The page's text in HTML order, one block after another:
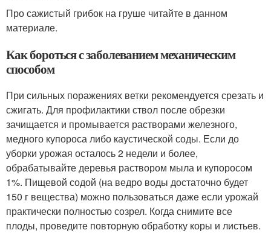
Про сажистый грибок на груше читайте в данном
материале.
Как бороться с заболеванием механическим
способом
При сильных поражениях ветки рекомендуется срезать и
сжигать. Для профилактики ствол после обрезки
зачищается и промывается растворами железного,
медного купороса либо каустической соды. Если до
уборки урожая осталось 2 недели и более,
обрабатывайте деревья раствором мыла и купоросом
1%. Пищевой содой (на ведро воды достаточно будет
150 г вещества) можно пользоваться даже если урожай
практически полностью созрел. Когда снимите все
плоды, проведите повторную обработку коры и листьев.